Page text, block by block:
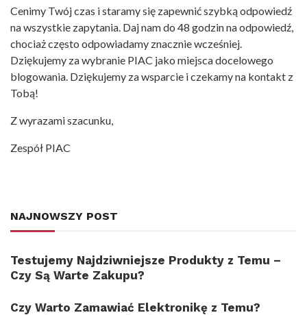
Cenimy Twój czas i staramy się zapewnić szybką odpowiedź
na wszystkie zapytania. Daj nam do 48 godzin na odpowiedź,
chociaż często odpowiadamy znacznie wcześniej.
Dziękujemy za wybranie PIAC jako miejsca docelowego
blogowania. Dziękujemy za wsparcie i czekamy na kontakt z
Tobą!
Z wyrazami szacunku,
Zespół PIAC
NAJNOWSZY POST
Testujemy Najdziwniejsze Produkty z Temu –
Czy Są Warte Zakupu?
Czy Warto Zamawiać Elektronikę z Temu?